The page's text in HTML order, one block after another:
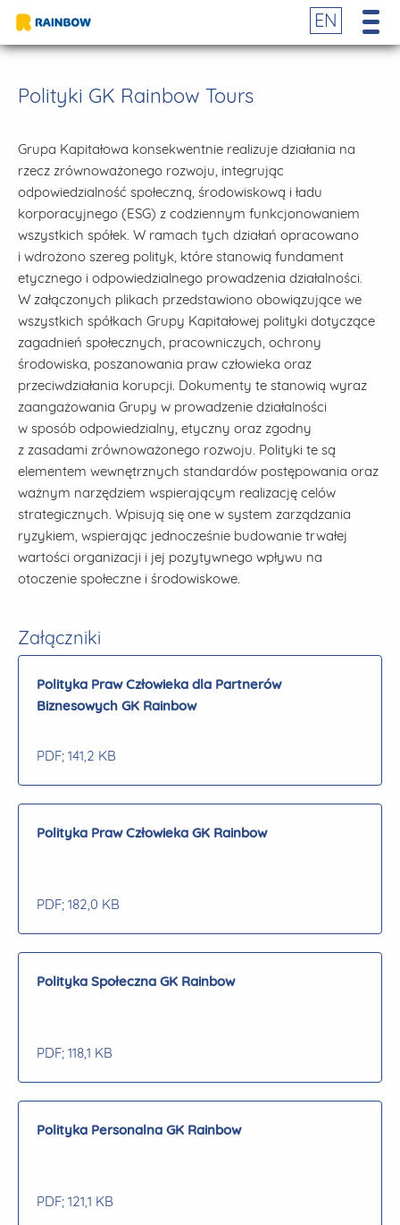
EN
Polityki GK Rainbow Tours
Grupa Kapitałowa konsekwentnie realizuje działania na
rzecz zrównoważonego rozwoju, integrując
odpowiedzialność społeczną, środowiskową i ładu
korporacyjnego (ESG) z codziennym funkcjonowaniem
wszystkich spółek. W ramach tych działań opracowano
i wdrożono szereg polityk, które stanowią fundament
etycznego i odpowiedzialnego prowadzenia działalności.
W załączonych plikach przedstawiono obowiązujące we
wszystkich spółkach Grupy Kapitałowej polityki dotyczące
zagadnień społecznych, pracowniczych, ochrony
środowiska, poszanowania praw człowieka oraz
przeciwdziałania korupcji. Dokumenty te stanowią wyraz
zaangażowania Grupy w prowadzenie działalności
w sposób odpowiedzialny, etyczny oraz zgodny
z zasadami zrównoważonego rozwoju. Polityki te są
elementem wewnętrznych standardów postępowania oraz
ważnym narzędziem wspierającym realizację celów
strategicznych. Wpisują się one w system zarządzania
ryzykiem, wspierając jednocześnie budowanie trwałej
wartości organizacji i jej pozytywnego wpływu na
otoczenie społeczne i środowiskowe.
Załączniki
Polityka Praw Człowieka dla Partnerów
Biznesowych GK Rainbow
PDF; 141,2 KB
Polityka Praw Człowieka GK Rainbow
PDF; 182,0 KB
Polityka Społeczna GK Rainbow
PDF; 118,1 KB
Polityka Personalna GK Rainbow
PDF; 121,1 KB